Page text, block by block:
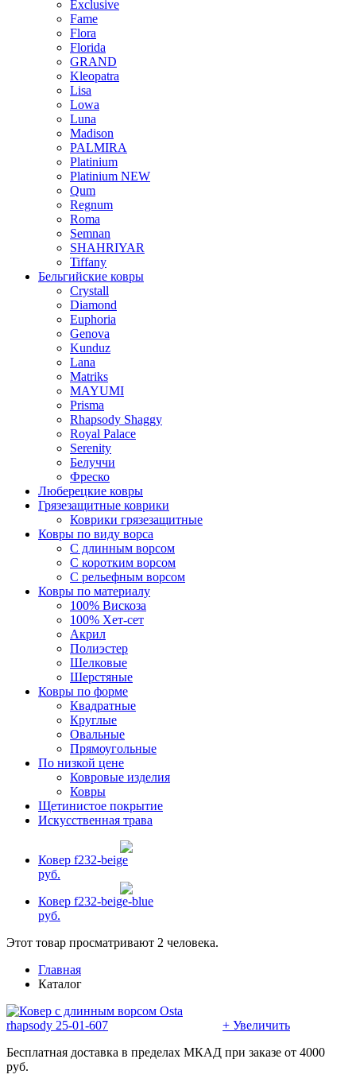
Exclusive
Fame
Flora
Florida
GRAND
Kleopatra
Lisa
Lowa
Luna
Madison
PALMIRA
Platinium
Platinium NEW
Qum
Regnum
Roma
Semnan
SHAHRIYAR
Tiffany
Бельгийские ковры
Crystall
Diamond
Euphoria
Genova
Kunduz
Lana
Matriks
MAYUMI
Prisma
Rhapsody Shaggy
Royal Palace
Serenity
Белуччи
Фреско
Люберецкие ковры
Грязезащитные коврики
Коврики грязезащитные
Ковры по виду ворса
С длинным ворсом
С коротким ворсом
С рельефным ворсом
Ковры по материалу
100% Вискоза
100% Хет-сет
Акрил
Полиэстер
Шелковые
Шерстяные
Ковры по форме
Квадратные
Круглые
Овальные
Прямоугольные
По низкой цене
Ковровые изделия
Ковры
Щетинистое покрытие
Искусственная трава
Ковер f232-beige
руб.
Ковер f232-beige-blue
руб.
Этот товар просматривают 2 человека.
Главная
Каталог
+ Увеличить
Бесплатная доставка в пределах МКАД при заказе от 4000
руб.